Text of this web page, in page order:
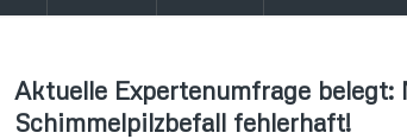
Aktuelle Expertenumfrage belegt:
Schimmelpilzbefall fehlerhaft!